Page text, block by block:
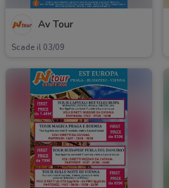
Av Tour
Scade il 03/09